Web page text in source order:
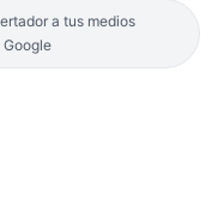
a tus medios
Google